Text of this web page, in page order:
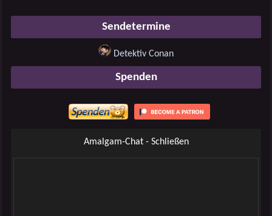
Sendetermine
Detektiv Conan
Spenden
Amalgam-Chat - Schließen